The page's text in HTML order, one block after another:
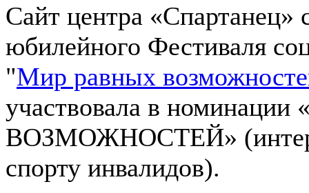
Сайт центра «Спартанец»
юбилейного Фестиваля
"Мир равных
участвовала в
ВОЗМОЖНОСТЕЙ»
спорту инвалидов).